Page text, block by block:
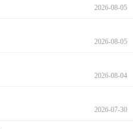
2026-08-05
2026-08-05
2026-08-04
2026-07-30